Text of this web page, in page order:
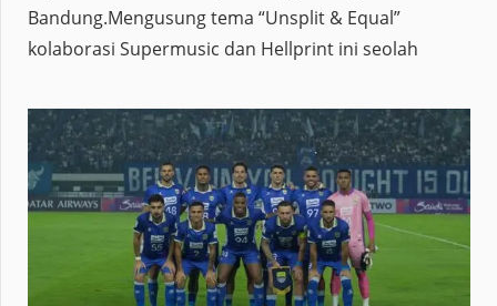
Bandung.Mengusung tema “Unsplit & Equal”
kolaborasi Supermusic dan Hellprint ini seolah